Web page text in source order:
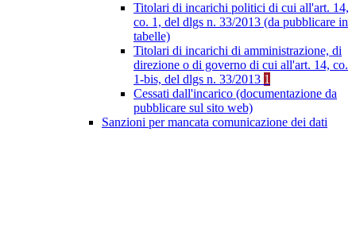
Titolari di incarichi politici di cui all'art. 14,
co. 1, del dlgs n. 33/2013 (da pubblicare in
tabelle)
Titolari di incarichi di amministrazione, di
direzione o di governo di cui all'art. 14, co.
1-bis, del dlgs n. 33/2013 1
Cessati dall'incarico (documentazione da
pubblicare sul sito web)
Sanzioni per mancata comunicazione dei dati